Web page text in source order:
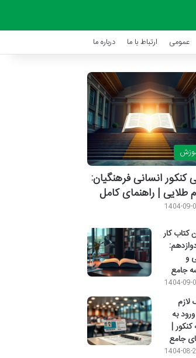
عمومی ارتباط با ما درباره ما
کنکور انسانی فرهنگیان:
1404-09-
کتاب کار
و
جامع
1404-09-
لازم
به
|
جامع
1404-08-